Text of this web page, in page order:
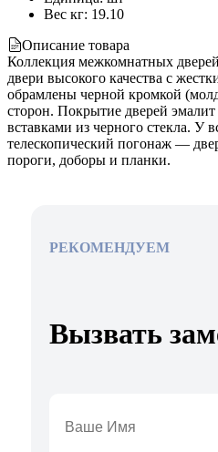
Вес кг: 19.10
Описание товара
Коллекция межкомнатных
двери высокого качества с
обрамлены черной кромкой
сторон. Покрытие дверей
вставками из черного стекла. У
телескопический погонаж —
пороги, доборы и планки.
РЕКОМЕНДУЕМ
Вызвать